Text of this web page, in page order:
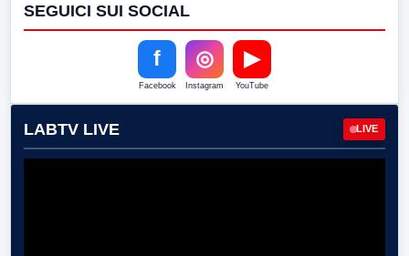
SEGUICI SUI SOCIAL
f
Facebook
◎
Instagram
▶
YouTube
LABTV LIVE LIVE